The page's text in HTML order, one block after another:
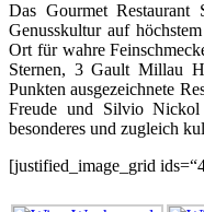
Das Gourmet
Genusskultur auf
Ort für wahre
Sternen, 3 Gault Millau
Punkten ausgezeichnete
Freude und Silvio
besonderes und zugleich
[justified_image_grid